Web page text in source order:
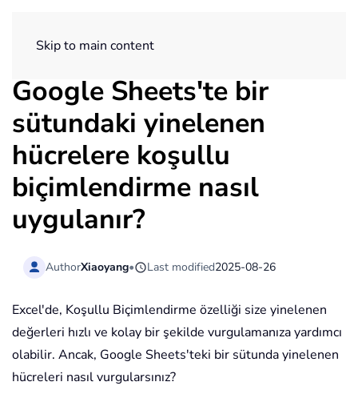
Skip to main content
Google Sheets'te bir
sütundaki yinelenen
hücrelere koşullu
biçimlendirme nasıl
uygulanır?
AuthorXiaoyang• Last modified2025-08-26
Excel'de, Koşullu Biçimlendirme özelliği size yinelenen
değerleri hızlı ve kolay bir şekilde vurgulamanıza yardımcı
olabilir. Ancak, Google Sheets'teki bir sütunda yinelenen
hücreleri nasıl vurgularsınız?